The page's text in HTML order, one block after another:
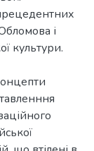
прецедентних
і
культури.